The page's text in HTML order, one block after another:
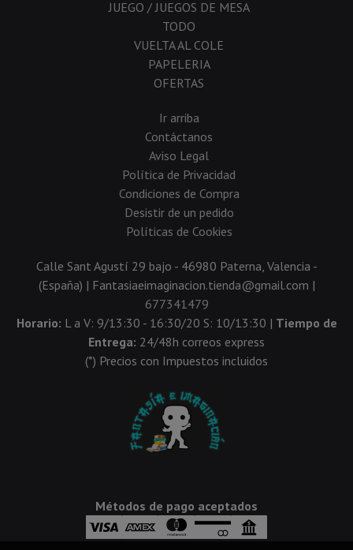
JUEGO / JUEGOS DE MESA
TODO
VUELTA AL COLE
PAPELERIA
OFERTAS
Ir arriba
Contáctanos
Aviso Legal
Política de Privacidad
Condiciones de Compra
Desistir de un pedido
Políticas de Cookies
Calle Sant Agustí 29 bajo - 46980 Paterna, Valencia -
(España) | Fantasiaeimaginacion.tienda@gmail.com |
677341479
Horario: L a V: 9/13:30 - 16:30/20 S: 10/13:30 | Tiempo de
Entrega: 24/48h correos express
(*) Precios con Impuestos incluidos
Métodos de pago aceptados